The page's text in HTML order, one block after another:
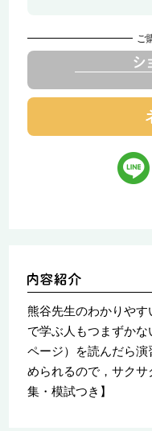
ご
熊谷先生のわかりやす
で学ぶ人もつまずか
ページ）を読んだら
められるので，サク
集・模試つき】